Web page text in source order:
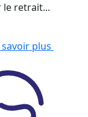
le retrait...
savoir plus